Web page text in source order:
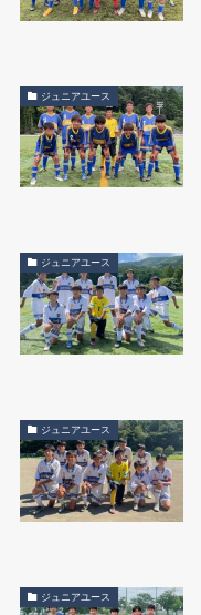
ジュニアユース
ジュニアユース
ジュニアユース
ジュニアユース